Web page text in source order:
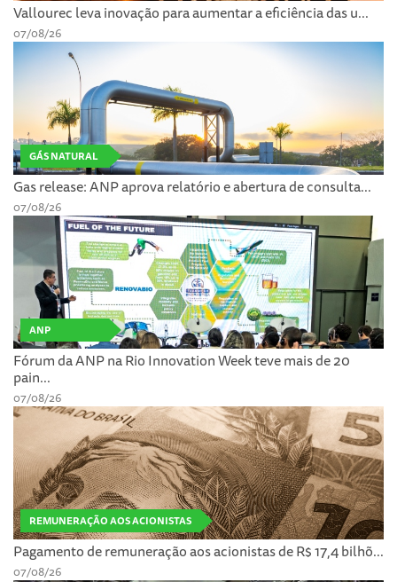
Vallourec leva inovação para aumentar a eficiência das u...
07/08/26
GÁS NATURAL
Gas release: ANP aprova relatório e abertura de consulta...
07/08/26
ANP
Fórum da ANP na Rio Innovation Week teve mais de 20
pain...
07/08/26
REMUNERAÇÃO AOS ACIONISTAS
Pagamento de remuneração aos acionistas de R$ 17,4 bilhõ...
07/08/26